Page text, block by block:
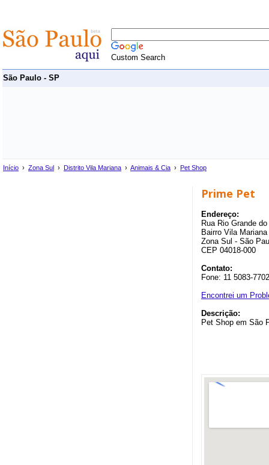
Custom Search
São Paulo - SP
Início › Zona Sul › Distrito Vila Mariana › Animais & Cia › Pet Shop
Prime Pet
Endereço:
Rua Rio Grande
Bairro Vila
Zona Sul - São
CEP 04018-000
Contato:
Fone: 11 5083-7702
Encontrei um
Descrição:
Pet Shop em São